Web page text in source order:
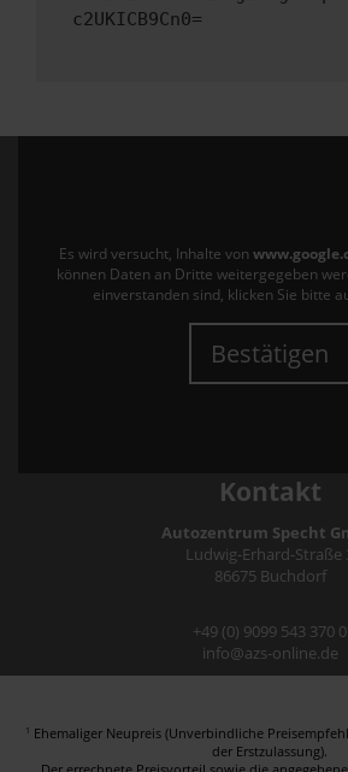
c2UKICB9Cn0=
Es wird versucht, Inhalte von
können Daten an Dritte weitergegeben
einverstanden sind, klicken Sie bitte
Bestätigen
Kontakt
Autozentrum Specht
Ludwig-Erhard-Straße
86675 Buchdorf
+49 (0) 9099 543 370 0
info@azs-online.de
1 Ehemaliger Neupreis (Unverbindliche
der Erstzulassung).